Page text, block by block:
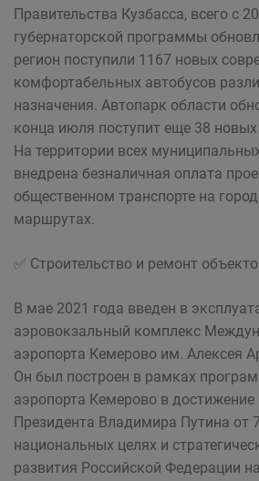
Правительства Кузбасса, всего с
губернаторской программы
регион поступили 1167 новых
комфортабельных автобусов
назначения. Автопарк области
конца июля поступит еще 38 новых
На территории всех
внедрена безналичная оплата
общественном транспорте на
маршрутах.
✅ Строительство и ремонт
В мае 2021 года введен в
аэровокзальный комплекс
аэропорта Кемерово им. Алексея
Он был построен в рамках
аэропорта Кемерово в достижение
Президента Владимира Путина
национальных целях и
развития Российской Федерации